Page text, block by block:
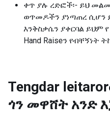
ቀጥ ያሉ ረድፎች፡- ይህ
ወጥመዶችን ያነጣጠረ ሲሆን
እንቅስቃሴን ያቀርባል ይህም የ
Hand Raiseን የብቸኝነት
Tengdar
ጎን መዋሸት አንድ